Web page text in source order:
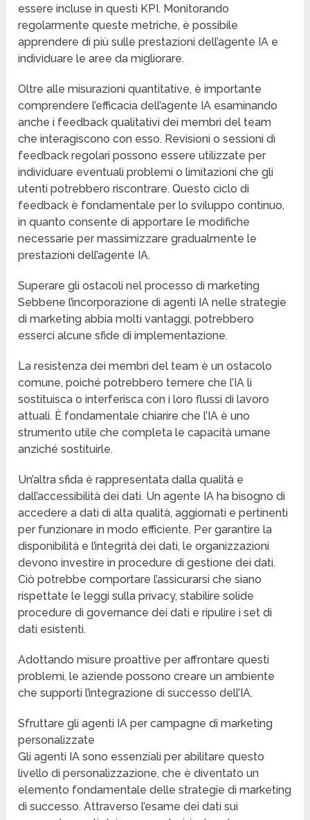
essere incluse in questi KPI. Monitorando
regolarmente queste metriche, è possibile
apprendere di più sulle prestazioni dell’agente IA e
individuare le aree da migliorare.
Oltre alle misurazioni quantitative, è importante
comprendere l’efficacia dell’agente IA esaminando
anche i feedback qualitativi dei membri del team
che interagiscono con esso. Revisioni o sessioni di
feedback regolari possono essere utilizzate per
individuare eventuali problemi o limitazioni che gli
utenti potrebbero riscontrare. Questo ciclo di
feedback è fondamentale per lo sviluppo continuo,
in quanto consente di apportare le modifiche
necessarie per massimizzare gradualmente le
prestazioni dell’agente IA.
Superare gli ostacoli nel processo di marketing
Sebbene l’incorporazione di agenti IA nelle strategie
di marketing abbia molti vantaggi, potrebbero
esserci alcune sfide di implementazione.
La resistenza dei membri del team è un ostacolo
comune, poiché potrebbero temere che l’IA li
sostituisca o interferisca con i loro flussi di lavoro
attuali. È fondamentale chiarire che l’IA è uno
strumento utile che completa le capacità umane
anziché sostituirle.
Un’altra sfida è rappresentata dalla qualità e
dall’accessibilità dei dati. Un agente IA ha bisogno di
accedere a dati di alta qualità, aggiornati e pertinenti
per funzionare in modo efficiente. Per garantire la
disponibilità e l’integrità dei dati, le organizzazioni
devono investire in procedure di gestione dei dati.
Ciò potrebbe comportare l’assicurarsi che siano
rispettate le leggi sulla privacy, stabilire solide
procedure di governance dei dati e ripulire i set di
dati esistenti.
Adottando misure proattive per affrontare questi
problemi, le aziende possono creare un ambiente
che supporti l’integrazione di successo dell’IA.
Sfruttare gli agenti IA per campagne di marketing
personalizzate
Gli agenti IA sono essenziali per abilitare questo
livello di personalizzazione, che è diventato un
elemento fondamentale delle strategie di marketing
di successo. Attraverso l’esame dei dati sui